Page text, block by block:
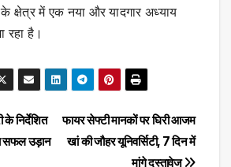
क्षेत्र में एक नया और यादगार अध्याय
रहा है।
फायर सेफ्टी मानकों पर घिरी आजम
खां की जौहर यूनिवर्सिटी, 7 दिन में
मांगे दस्तावेज
निर्देशित
सफल उड़ान